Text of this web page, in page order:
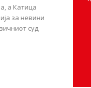
а Катица
за невини
суд